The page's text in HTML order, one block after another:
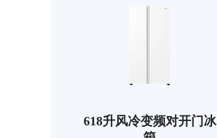
618升风冷变频对开门冰